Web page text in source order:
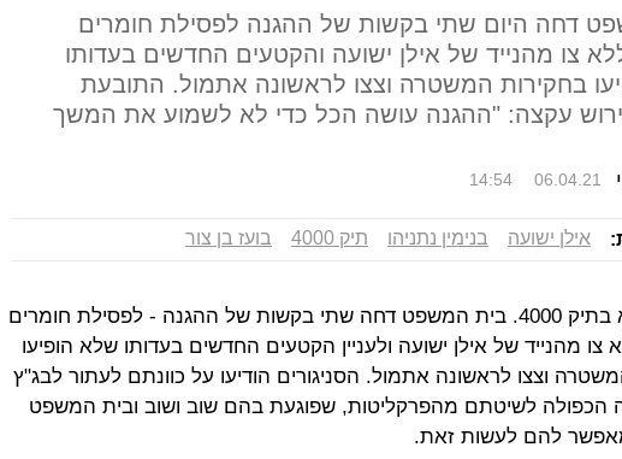
דחה היום שתי בקשות של ההגנה לפסילת חומרים
צו מהנייד של אילן ישועה והקטעים החדשים בעדותו
בחקירות המשטרה וצצו לראשונה אתמול. התובעת
עקצה: "ההגנה עושה הכל כדי לא לשמוע את המשך
14:54 06.04.21
אילן ישועה בנימין נתניהו תיק 4000 בועז בן צור
דרמת זוטא בתיק 4000. בית המשפט דחה שתי בקשות של ההגנה - לפסילת חומרים
צו מהנייד של אילן ישועה ולעניין הקטעים החדשים בעדותו שלא הופיעו
וצצו לראשונה אתמול. הסניגורים הודיעו על כוונתם לעתור לבג"ץ
הכפולה לשיטתם מהפרקליטות, שפוגעת בהם שוב ושוב ובית המשפט
להם לעשות זאת.